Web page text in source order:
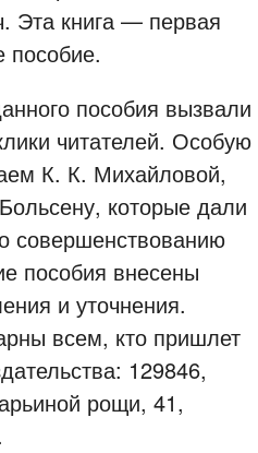
Эта книга — первая
пособие.
пособия вызвали
читателей. Особую
К. К. Михайловой,
которые дали
совершенствованию
пособия внесены
и уточнения.
всем, кто пришлет
129846,
рощи, 41,